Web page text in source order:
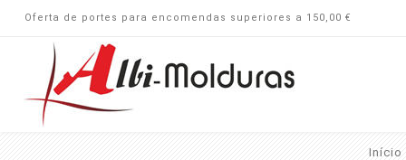
Oferta de portes para encomendas superiores a 150,00 €
Início